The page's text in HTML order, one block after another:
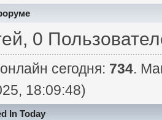
0
сегодня: 734.
18:09:48)
In Today